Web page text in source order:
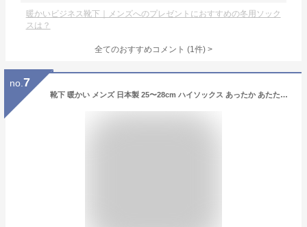
暖かいビジネス靴下｜メンズへのプレゼントにおすすめの冬用ソック
スは？
全てのおすすめコメント (1件) >
no. 7
靴下 暖かい メンズ 日本製 25〜28cm ハイソックス あったか あたたかい 厚手 冷えない 防寒 冬 パイル ソックス ロング 履く毛布 極暖 極厚 裏起毛 冷え性 冷え症 足冷え 冷え対策 冷えとり 冷え取り ウール 保温 紳士 男性 メンズソックス あったか靴下 紳士靴下 ラポスカ